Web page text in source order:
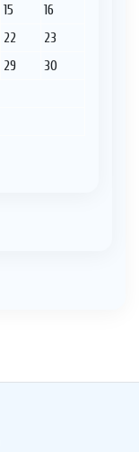
15
16
22
23
29
30